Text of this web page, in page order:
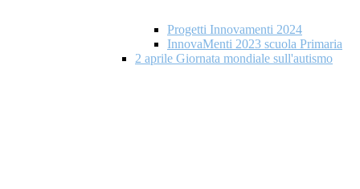
Progetti Innovamenti 2024
InnovaMenti 2023 scuola Primaria
2 aprile Giornata mondiale​ sull'autismo